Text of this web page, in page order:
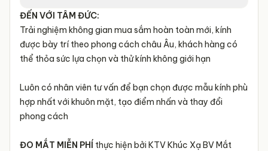
ĐẾN VỚI TÂM ĐỨC:
Trải nghiệm không gian mua sắm hoàn toàn mới, kính
được bày trí theo phong cách châu Âu, khách hàng có
thể thỏa sức lựa chọn và thử kính không giới hạn
Luôn có nhân viên tư vấn để bạn chọn được mẫu kính phù
hợp nhất với khuôn mặt, tạo điểm nhấn và thay đổi
phong cách
ĐO MẮT MIỄN PHÍ thực hiện bởi KTV Khúc Xạ BV Mắt